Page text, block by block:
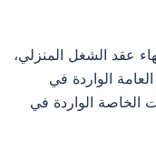
رقم 12.19 لكيفية إنهاء عقد الشغل المنزلي،
الواردة في
الخاصة الواردة في